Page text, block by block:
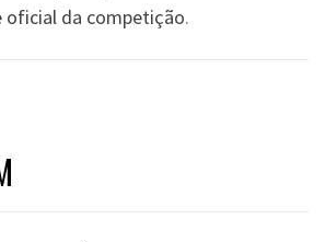
oficial da competição.